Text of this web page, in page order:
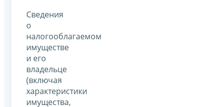
Сведения
о
налогооблагаемом
имуществе
и его
владельце
(включая
характеристики
имущества,